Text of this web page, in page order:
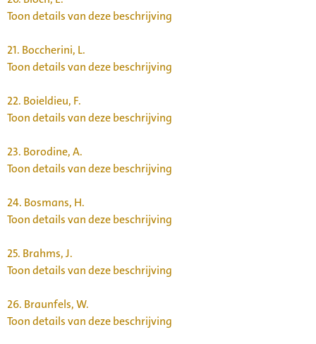
Toon details van deze beschrijving
21. Boccherini, L.
Toon details van deze beschrijving
22. Boieldieu, F.
Toon details van deze beschrijving
23. Borodine, A.
Toon details van deze beschrijving
24. Bosmans, H.
Toon details van deze beschrijving
25. Brahms, J.
Toon details van deze beschrijving
26. Braunfels, W.
Toon details van deze beschrijving